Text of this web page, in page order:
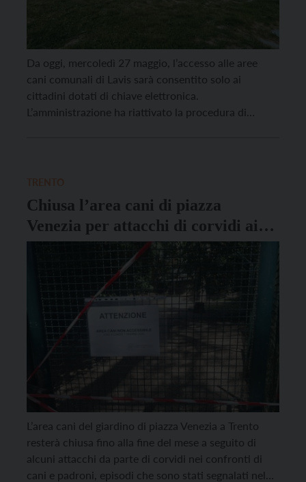
Da oggi, mercoledì 27 maggio, l’accesso alle aree
cani comunali di Lavis sarà consentito solo ai
cittadini dotati di chiave elettronica.
L’amministrazione ha riattivato la procedura di
Chiusa l’area cani di piazza
Venezia per attacchi di corvidi ai
cani e ai loro padroni
L’area cani del giardino di piazza Venezia a Trento
resterà chiusa fino alla fine del mese a seguito di
alcuni attacchi da parte di corvidi nei confronti di
cani e padroni, episodi che sono stati segnalati nel